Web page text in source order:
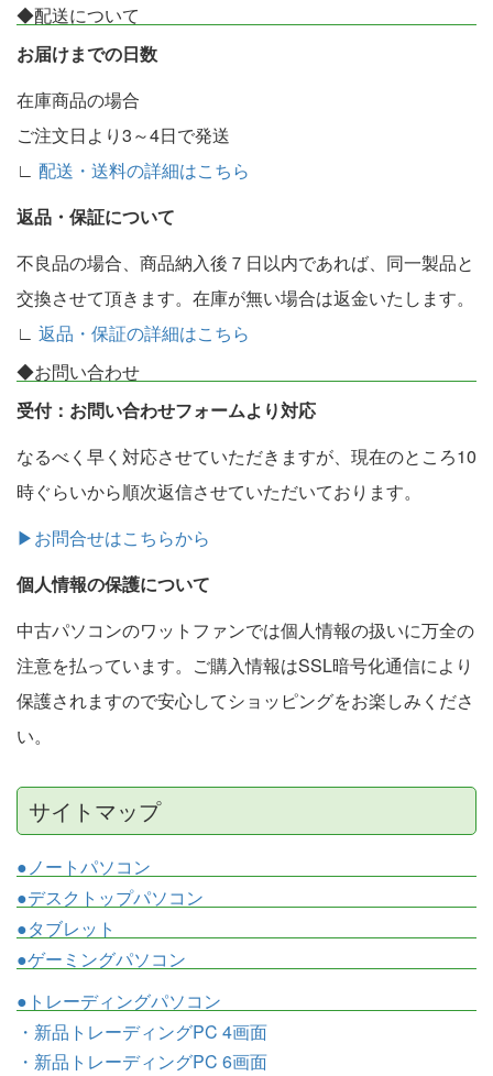
◆配送について
お届けまでの日数
在庫商品の場合
ご注文日より3～4日で発送
∟ 配送・送料の詳細はこちら
返品・保証について
不良品の場合、商品納入後７日以内であれば、同一製品と
交換させて頂きます。在庫が無い場合は返金いたします。
∟ 返品・保証の詳細はこちら
◆お問い合わせ
受付：お問い合わせフォームより対応
なるべく早く対応させていただきますが、現在のところ10
時ぐらいから順次返信させていただいております。
▶お問合せはこちらから
個人情報の保護について
中古パソコンのワットファンでは個人情報の扱いに万全の
注意を払っています。ご購入情報はSSL暗号化通信により
保護されますので安心してショッピングをお楽しみくださ
い。
サイトマップ
●ノートパソコン
●デスクトップパソコン
●タブレット
●ゲーミングパソコン
●トレーディングパソコン
・新品トレーディングPC 4画面
・新品トレーディングPC 6画面